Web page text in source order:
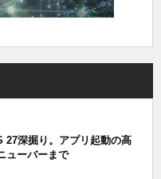
27深掘り。アプリ起動の高
ューバーまで